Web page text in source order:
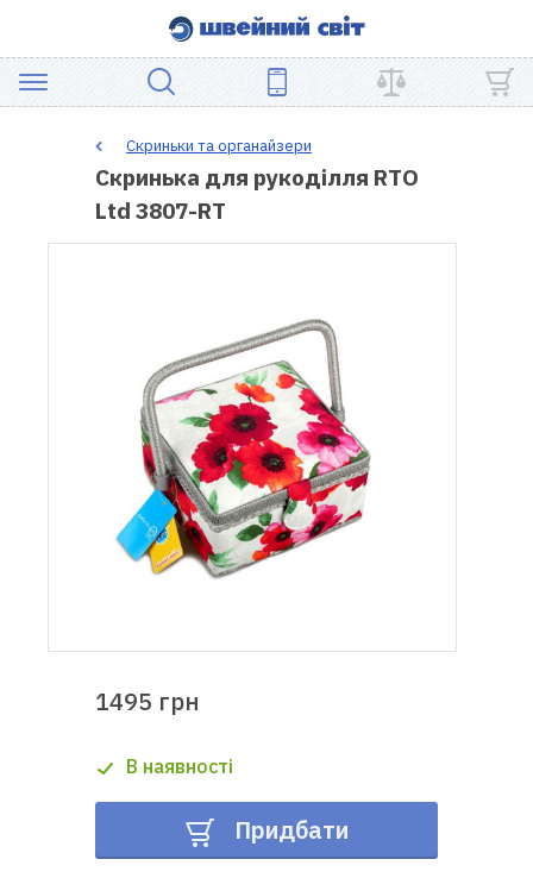
ШВЕЙНЕ
ОБЛАДНАННЯ
Гарантія
швейної
техніки
Корисні
Скриньки та органайзери
Скринька для рукоділля RTO
Ltd 3807-RT
1495 грн
В наявності
Придбати